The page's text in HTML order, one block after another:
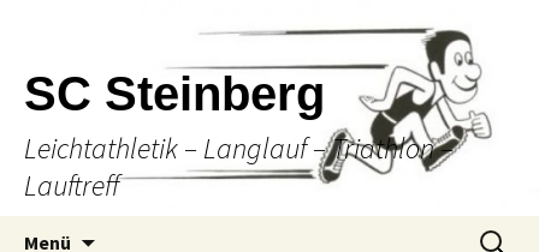
SC Steinberg
Leichtathletik – Langlauf – Triathlon –
Lauftreff
Menü
Suche